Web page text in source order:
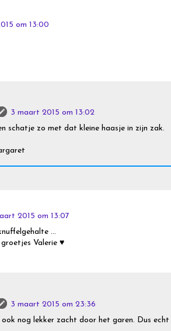
om 13:00
3 maart 2015 om 13:02
schatje zo met dat kleine haasje in zijn zak.
2015 om 13:07
...
Valerie ♥
3 maart 2015 om 23:36
ook nog lekker zacht door het garen. Dus echt